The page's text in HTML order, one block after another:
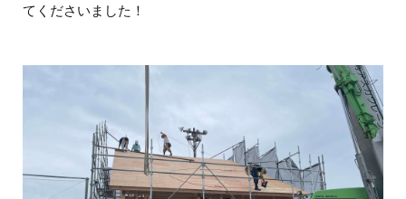
てくださいました！